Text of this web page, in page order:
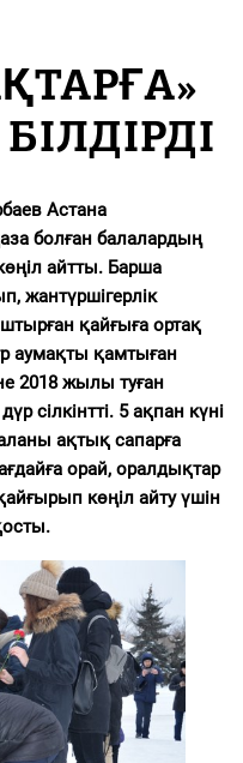
Астана
болған балалардың
айтты. Барша
жантүршігерлік
қайғыға ортақ
аумақты қамтыған
2018 жылы туған
сілкінтті. 5 ақпан күні
ақтық сапарға
орай, оралдықтар
көңіл айту үшін